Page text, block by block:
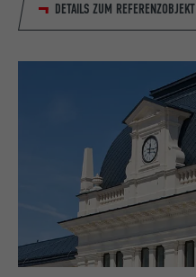
DETAILS ZUM REFERENZOBJEKT